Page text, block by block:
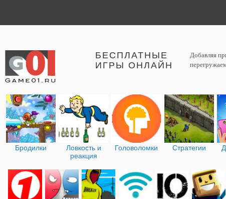
БЕСПЛАТНЫЕ
ИГРЫ ОНЛАЙН
Добавляя
Бродилки
Ловкость и
реакция
Головоломки Стратегии